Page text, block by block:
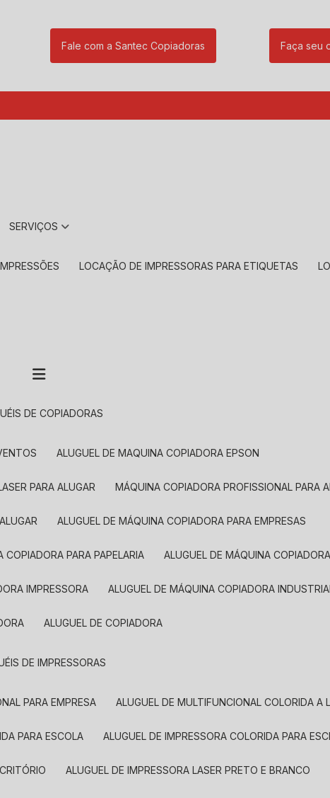
Fale com a Santec Copiadoras Faça seu
SERVIÇOS
LOCAÇÃO DE IMPRESSORAS PARA ETIQUETAS
DE COPIADORAS
ALUGUEL DE MAQUINA COPIADORA EPSON
PARA ALUGAR MÁQUINA COPIADORA PROFISSIONAL PARA
ALUGUEL DE MÁQUINA COPIADORA PARA EMPRESAS
COPIADORA PARA PAPELARIA ALUGUEL DE MÁQUINA
IMPRESSORA ALUGUEL DE MÁQUINA COPIADORA
ALUGUEL DE COPIADORA
DE IMPRESSORAS
PARA EMPRESA ALUGUEL DE MULTIFUNCIONAL COLORIDA A
PARA ESCOLA ALUGUEL DE IMPRESSORA COLORIDA PARA
ALUGUEL DE IMPRESSORA LASER PRETO E BRANCO